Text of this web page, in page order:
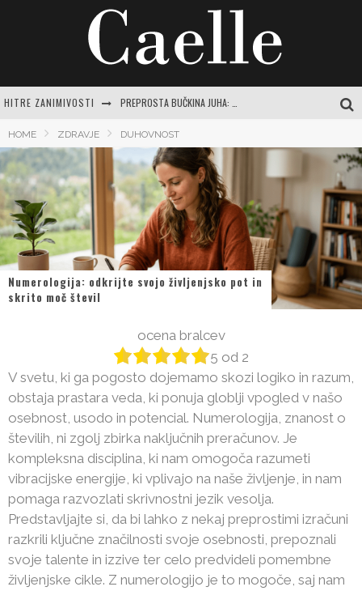
HITRE ZANIMIVOSTI
PREPROSTA BUČKINA JUHA: RECEPTI IN NASVETI ZA JESENSKO RAZVAJANJE
CENTER VARNE VOŽNJE LOGATEC: CELOVIT VODNIK ZA SAMOZAVESTNO VOŽNJO IN IZPOPOLNJEVANJE
HOME ZDRAVJE DUHOVNOST
Numerologija: odkrijte svojo življenjsko pot in
skrito moč števil
ocena bralcev
5 od 2
V svetu, ki ga pogosto dojemamo skozi logiko in razum,
obstaja prastara veda, ki ponuja globlji vpogled v našo
osebnost, usodo in potencial. Numerologija, znanost o
številih, ni zgolj zbirka naključnih preračunov. Je
kompleksna disciplina, ki nam omogoča razumeti
vibracijske energije, ki vplivajo na naše življenje, in nam
pomaga razvozlati skrivnostni jezik vesolja.
Predstavljajte si, da bi lahko z nekaj preprostimi izračuni
razkrili ključne značilnosti svoje osebnosti, prepoznali
svoje talente in izzive ter celo predvideli pomembne
življenjske cikle. Z numerologijo je to mogoče, saj nam